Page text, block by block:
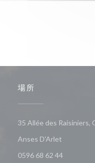
場所
35 Allée des Raisiniers,
Anses D'Arlet
0596 68 62 44